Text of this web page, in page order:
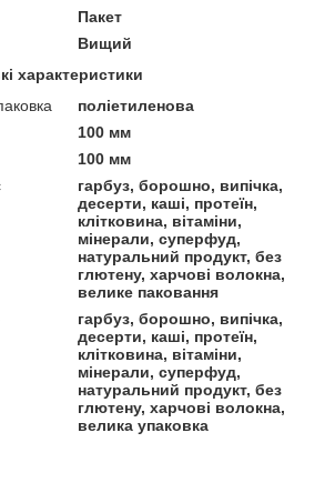
Пакет
Вищий
характеристики
поліетиленова
100 мм
100 мм
гарбуз, борошно, випічка,
десерти, каші, протеїн,
клітковина, вітаміни,
мінерали, суперфуд,
натуральний продукт, без
глютену, харчові волокна,
велике паковання
гарбуз, борошно, випічка,
десерти, каші, протеїн,
клітковина, вітаміни,
мінерали, суперфуд,
натуральний продукт, без
глютену, харчові волокна,
велика упаковка